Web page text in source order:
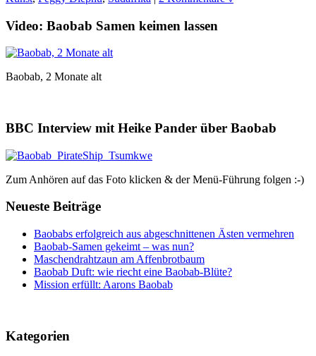
Video: Baobab Samen keimen lassen
Baobab, 2 Monate alt
BBC Interview mit Heike Pander über Baobab
Zum Anhören auf das Foto klicken & der Menü-Führung folgen :-)
Neueste Beiträge
Baobabs erfolgreich aus abgeschnittenen Ästen vermehren
Baobab-Samen gekeimt – was nun?
Maschendrahtzaun am Affenbrotbaum
Baobab Duft: wie riecht eine Baobab-Blüte?
Mission erfüllt: Aarons Baobab
Kategorien